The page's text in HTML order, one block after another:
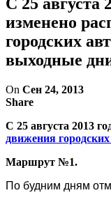
изменено
городских
выходные
On Сен 24, 2013
Share
С 25 августа 2013
движения
Маршрут №1.
По будним дням